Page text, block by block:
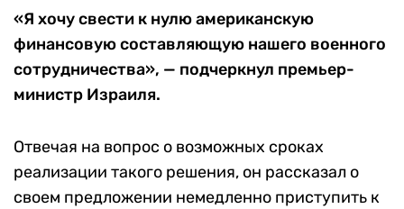
«Я хочу свести к нулю американскую
финансовую составляющую нашего военного
сотрудничества», — подчеркнул премьер-
министр Израиля.
Отвечая на вопрос о возможных сроках
реализации такого решения, он рассказал о
своем предложении немедленно приступить к